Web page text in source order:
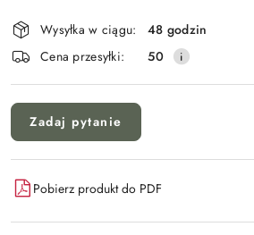
i
dostawa
Wysyłka w ciągu:
48 godzin
Cena przesyłki:
50
Zadaj pytanie
Pobierz produkt do PDF